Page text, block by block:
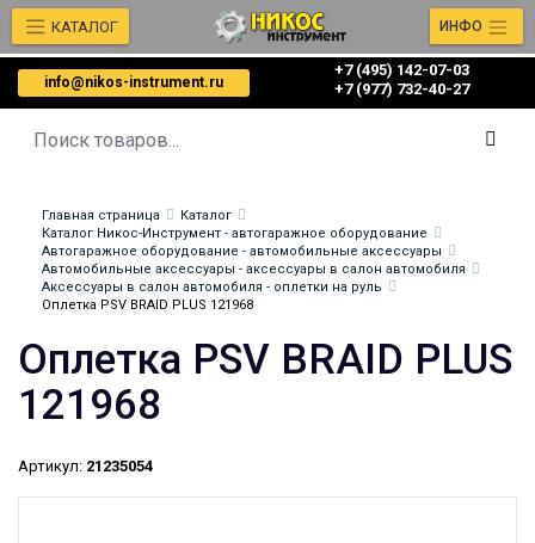
info@nikos-instrument.ru
+7 (495) 142-07-03
‎‎+7 (977) 732-40-27
КАТАЛОГ ИНФО
Главная страница
Каталог
Каталог Никос-Инструмент - автогаражное оборудование
Автогаражное оборудование - автомобильные аксессуары
Автомобильные аксессуары - аксессуары в салон автомобиля
Аксессуары в салон автомобиля - оплетки на руль
Оплетка PSV BRAID PLUS 121968
Оплетка PSV BRAID PLUS
121968
Артикул: 21235054